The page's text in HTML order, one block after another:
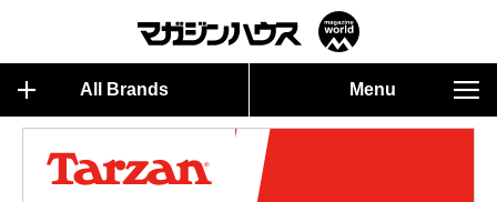
All Brands Menu